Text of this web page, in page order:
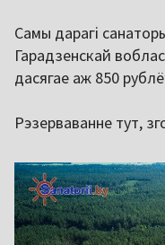
Самы дарагі
Гарадзенскай
дасягае аж 850
Рэзерваванне тут,